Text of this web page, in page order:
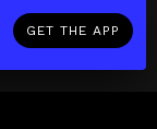
GET THE APP